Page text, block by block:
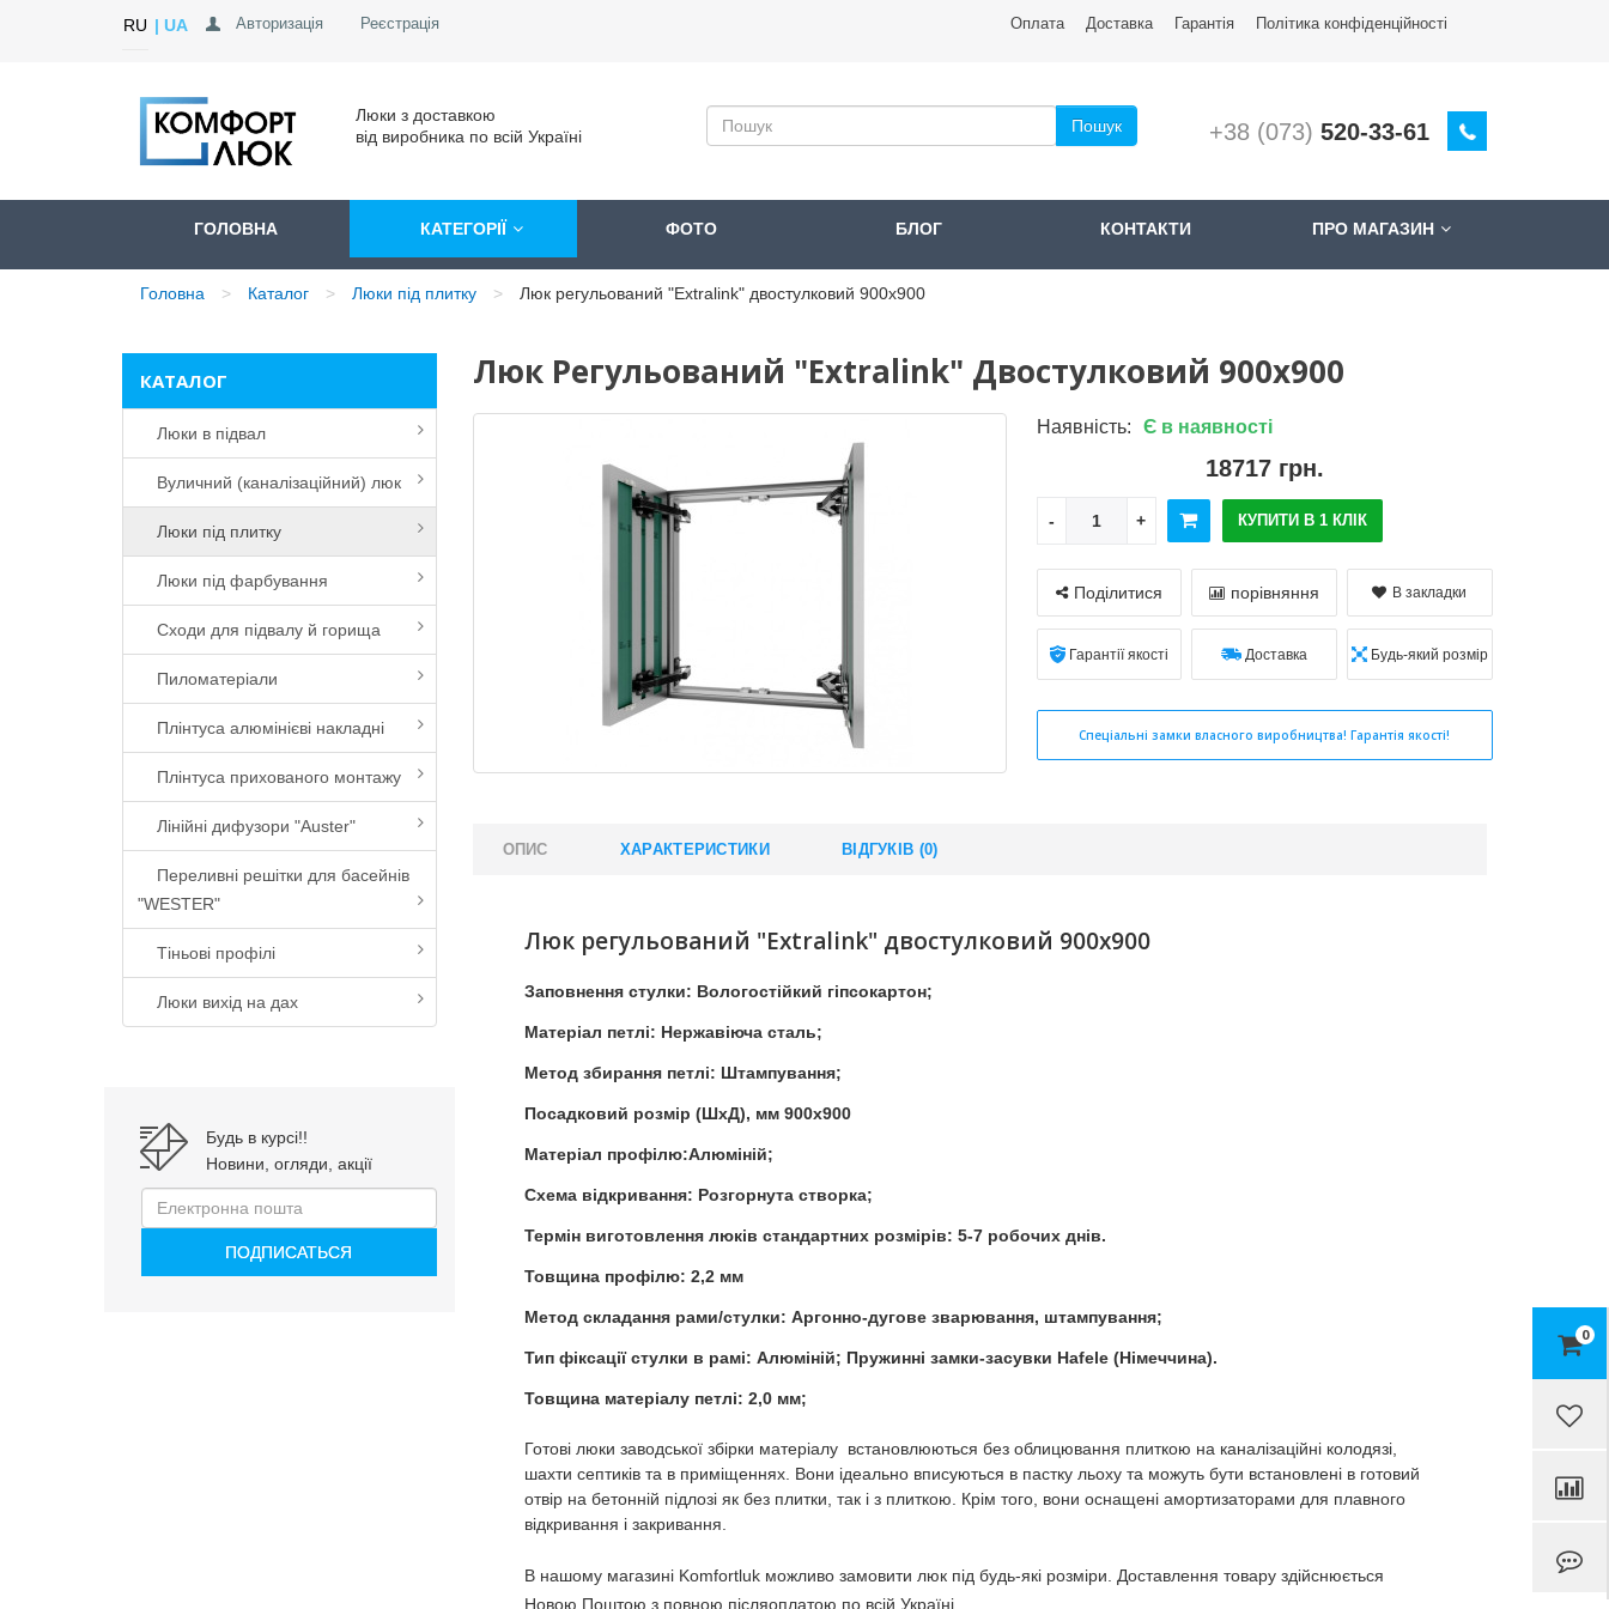
RU UA Авторизація Реєстрація Оплата Доставкa Гарантія Політика конфіденційності
Люки з доставкою
від виробника по всій Україні
Пошук +38 (073) 520-33-61
ГОЛОВНА КАТЕГОРІЇ ФОТО БЛОГ КОНТАКТИ ПРО МАГАЗИН
0
Головна Каталог Люки під плитку Люк регульований "Extralink" двостулковий 900x900
КАТАЛОГ
Люки в підвал
Вуличний (каналізаційний) люк
Люки під плитку
Люки під фарбування
Сходи для підвалу й горища
Пиломатеріали
Плінтуса алюмінієві накладні
Плінтуса прихованого монтажу
Лінійні дифузори "Auster"
Переливні решітки для басейнів
"WESTER"
Тіньові профілі
Люки вихід на дах
Будь в курсі!!
Новини, огляди, акції
Люк Регульований "Extralink" Двостулковий 900x900
Наявність: Є в наявності
18717 грн.
КУПИТИ В 1 КЛІК
Поділитися порівняння В закладки
Гарантії якості Доставка Будь-який розмір
Спеціальні замки власного виробництва! Гарантія якості!
ОПИС ХАРАКТЕРИСТИКИ ВІДГУКІВ (0)
Люк регульований "Extralink" двостулковий 900x900
Заповнення стулки: Вологостійкий гіпсокартон;
Матеріал петлі: Нержавіюча сталь;
Метод збирання петлі: Штампування;
Посадковий розмір (ШхД), мм 900x900
Матеріал профілю:Алюміній;
Схема відкривання: Розгорнута створка;
Термін виготовлення люків стандартних розмірів: 5-7 робочих днів.
Товщина профілю: 2,2 мм
Метод складання рами/стулки: Аргонно-дугове зварювання, штампування;
Тип фіксації стулки в рамі: Алюміній; Пружинні замки-засувки Hafele (Німеччина).
Товщина матеріалу петлі: 2,0 мм;
Готові люки заводської збірки матеріалу встановлюються без облицювання плиткою на каналізаційні колодязі,
шахти септиків та в приміщеннях. Вони ідеально вписуються в пастку льоху та можуть бути встановлені в готовий
отвір на бетонній підлозі як без плитки, так і з плиткою. Крім того, вони оснащені амортизаторами для плавного
відкривання і закривання.
В нашому магазині Komfortluk можливо замовити люк під будь-які розміри. Доставлення товару здійснюється
Новою Поштою з повною післяоплатою по всій Україні